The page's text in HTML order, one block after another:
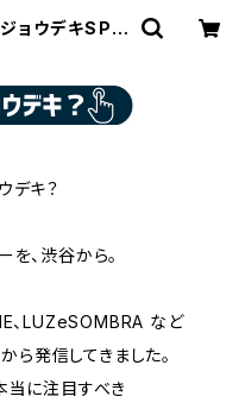
ジョウデキSPO
デキ？
を、渋谷から。
、LUZeSOMBRA など
ら発信してきました。
当に注目すべき